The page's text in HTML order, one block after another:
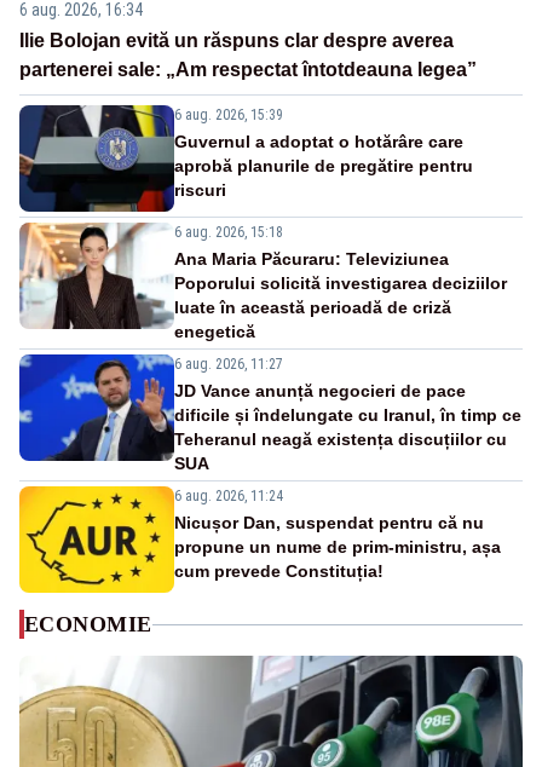
6 aug. 2026, 16:34
Ilie Bolojan evită un răspuns clar despre averea
partenerei sale: „Am respectat întotdeauna legea”
6 aug. 2026, 15:39
Guvernul a adoptat o hotărâre care
aprobă planurile de pregătire pentru
riscuri
6 aug. 2026, 15:18
Ana Maria Păcuraru: Televiziunea
Poporului solicită investigarea deciziilor
luate în această perioadă de criză
enegetică
6 aug. 2026, 11:27
JD Vance anunță negocieri de pace
dificile și îndelungate cu Iranul, în timp ce
Teheranul neagă existența discuțiilor cu
SUA
6 aug. 2026, 11:24
Nicușor Dan, suspendat pentru că nu
propune un nume de prim-ministru, așa
cum prevede Constituția!
ECONOMIE